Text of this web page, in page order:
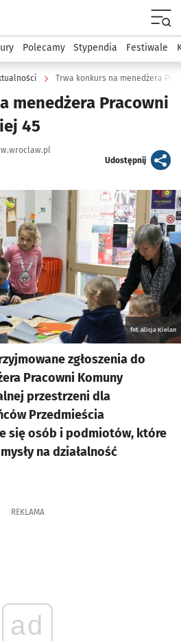
podserwis: Kultura
Polecamy Stypendia Festiwale
Trwa konkurs na menedżera
menedżera Pracowni
45
Udostępnijartykuł
fot. Alicja Kielan
zgłoszenia do
Pracowni Komuny
przestrzeni dla
Przedmieścia
się osób i podmiotów, które
na działalność
REKLAMA
ad